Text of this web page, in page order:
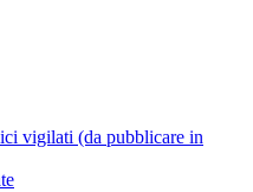
vigilati (da pubblicare in